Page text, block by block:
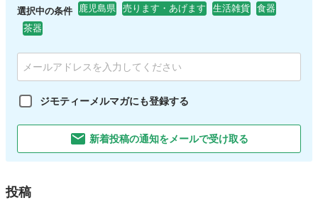
選択中の条件 鹿児島県 売ります・あげます 生活雑貨
食器
茶器
ジモティーメルマガにも登録する
新着投稿の通知をメールで受け取る
投稿